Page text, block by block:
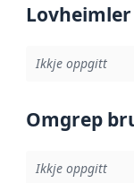
Lovheimler
Ikkje oppgitt
Omgrep
Ikkje oppgitt